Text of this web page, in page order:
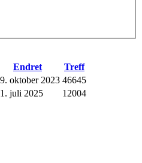
Endret
Treff
oktober 2023 46645
juli 2025
12004